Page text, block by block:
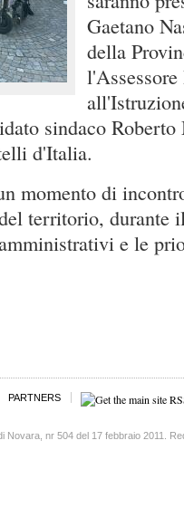
Gaetano
della
sindaco
d'Italia.
momento di
territorio, durante
e le
PARTNERS
Novara, nr 504 del 17 febbraio 2011.